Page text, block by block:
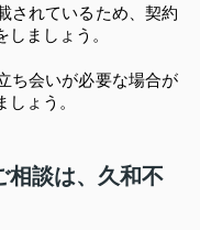
されているため、契約
ましょう。
ち会いが必要な場合が
ょう。
相談は、久和不